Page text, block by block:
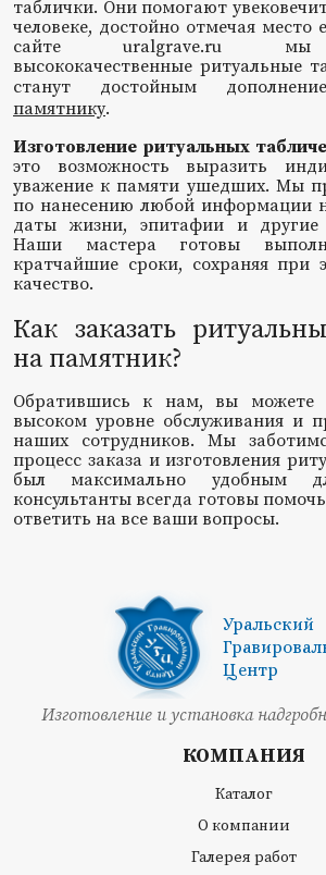
таблички. Они помогают
человеке, достойно отмечая место
сайте uralgrave.ru мы
высококачественные ритуальные
станут достойным
памятнику.
Изготовление ритуальных
это возможность выразить
уважение к памяти ушедших. Мы
по нанесению любой информации
даты жизни, эпитафии и другие
Наши мастера готовы
кратчайшие сроки, сохраняя при
качество.
Как заказать
на памятник?
Обратившись к нам, вы можете
высоком уровне обслуживания и
наших сотрудников. Мы
процесс заказа и изготовления
был максимально удобным
консультанты всегда готовы
ответить на все ваши вопросы.
Уральский
Центр
Изготовление и установка
КОМПАНИЯ
Каталог
О компании
Галерея работ